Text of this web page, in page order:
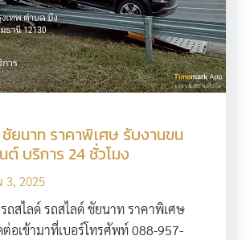
ยนาท ราคาพิเศษ รับงานขน
ต์ บริการ 24 ชั่วโมง
3, 2025
ถสไลด์ รถสไลด์ ชัยนาท ราคาพิเศษ
อเข้ามาที่เบอร์โทรศัพท์ 088-957-